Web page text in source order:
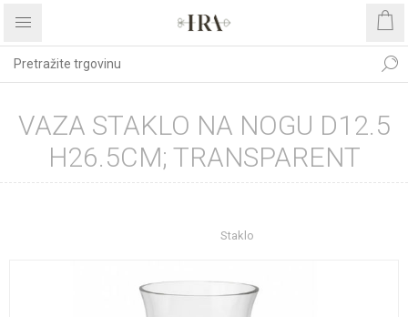
VAZA STAKLO NA NOGU D12.5
H26.5CM; TRANSPARENT
Staklo